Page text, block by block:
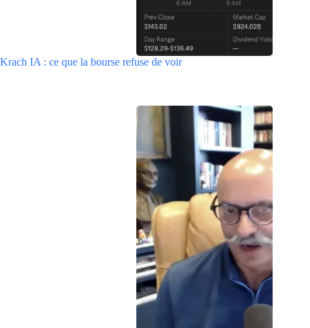
Krach IA : ce que la bourse refuse de voir